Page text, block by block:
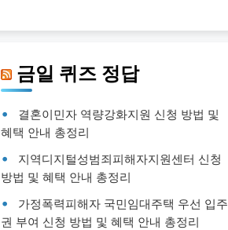
금일 퀴즈 정답
결혼이민자 역량강화지원 신청 방법 및
혜택 안내 총정리
지역디지털성범죄피해자지원센터 신청
방법 및 혜택 안내 총정리
가정폭력피해자 국민임대주택 우선 입주
권 부여 신청 방법 및 혜택 안내 총정리